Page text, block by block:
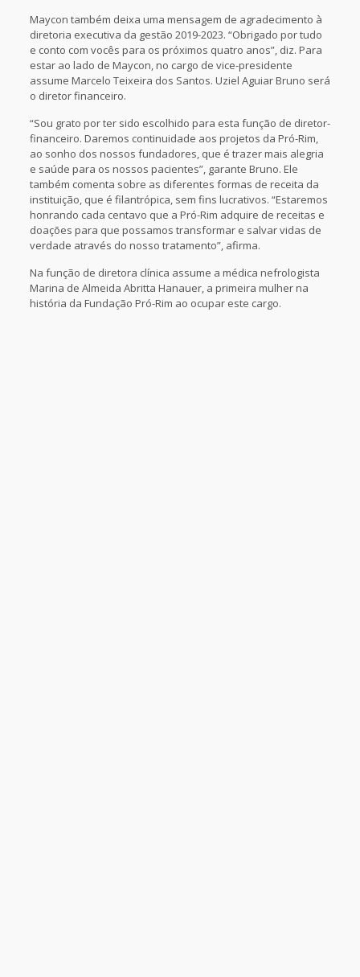
Maycon também deixa uma mensagem de agradecimento à
diretoria executiva da gestão 2019-2023. “Obrigado por tudo
e conto com vocês para os próximos quatro anos”, diz. Para
estar ao lado de Maycon, no cargo de vice-presidente
assume Marcelo Teixeira dos Santos. Uziel Aguiar Bruno será
o diretor financeiro.
“Sou grato por ter sido escolhido para esta função de diretor-
financeiro. Daremos continuidade aos projetos da Pró-Rim,
ao sonho dos nossos fundadores, que é trazer mais alegria
e saúde para os nossos pacientes”, garante Bruno. Ele
também comenta sobre as diferentes formas de receita da
instituição, que é filantrópica, sem fins lucrativos. “Estaremos
honrando cada centavo que a Pró-Rim adquire de receitas e
doações para que possamos transformar e salvar vidas de
verdade através do nosso tratamento”, afirma.
Na função de diretora clínica assume a médica nefrologista
Marina de Almeida Abritta Hanauer, a primeira mulher na
história da Fundação Pró-Rim ao ocupar este cargo.